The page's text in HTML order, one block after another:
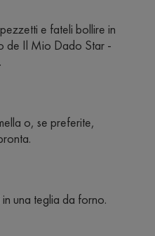
e fateli bollire in
de Il Mio Dado Star -
o, se preferite,
una teglia da forno.